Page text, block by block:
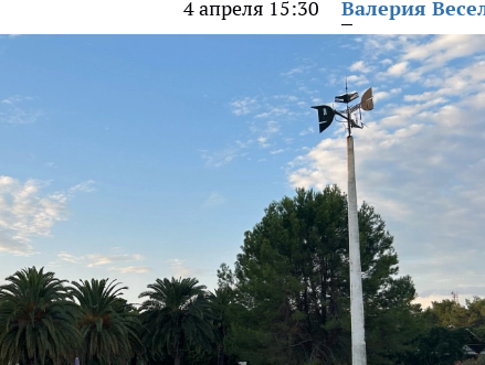
4 апреля 15:30 Валерия